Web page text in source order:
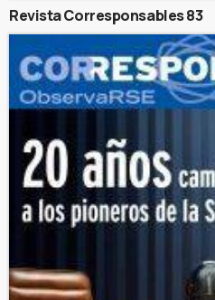
Revista Corresponsables 83